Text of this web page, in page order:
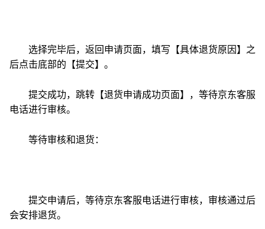
选择完毕后，返回申请页面，填写【具体退货原因】之
后点击底部的【提交】。
提交成功，跳转【退货申请成功页面】，等待京东客服
电话进行审核。
等待审核和退货：
提交申请后，等待京东客服电话进行审核，审核通过后
会安排退货。